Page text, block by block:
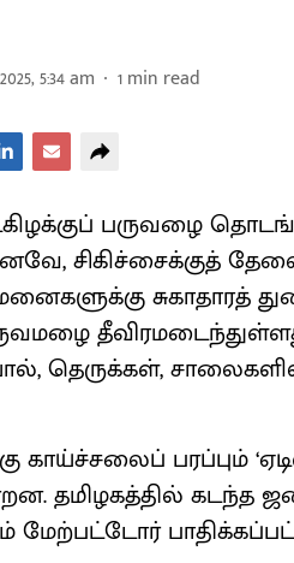
5:34 am 1min read
பரு​வழை
சிகிச்​சைக்​குத்
சுகா​தா​ரத்
தெருக்​கள்,
பரப்​பும்
தமிழகத்​தில் கடந்த
மேற்​பட்​டோர்